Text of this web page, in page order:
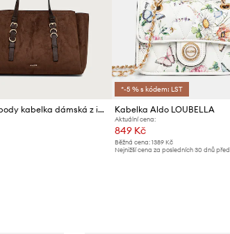
Aldo crossbody kabelka dámská z imitace semiše MELEAH
*-5 % s kódem: LST
Kabelka Aldo LOUBELLA
Aktuální cena:
849 Kč
Běžná cena: 1389 Kč
Nejnižší cena za posledních 30 dnů